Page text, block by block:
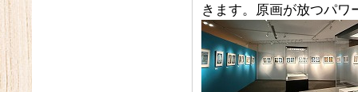
きます。原画が放つパワ